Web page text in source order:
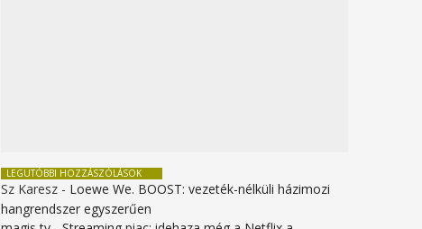
LEGUTÓBBI HOZZÁSZÓLÁSOK
Sz Karesz - Loewe We. BOOST: vezeték-nélküli házimozi
hangrendszer egyszerűen